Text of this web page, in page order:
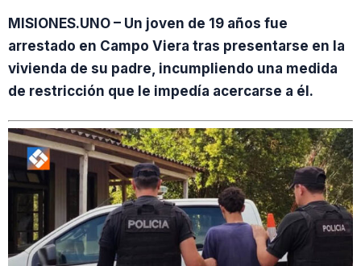
MISIONES.UNO – Un joven de 19 años fue
arrestado en Campo Viera tras presentarse en la
vivienda de su padre, incumpliendo una medida
de restricción que le impedía acercarse a él.